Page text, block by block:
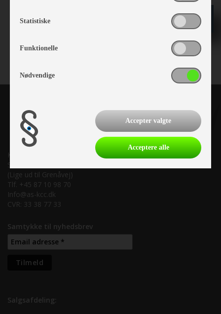
kr49.900
Kronjyllands Camping Center A/S
Suderholmen 10, 8960 Randers SØ
(Lige ud til Grenåvej)
Tlf. +45 87 10 98 70
Info@as-kcc.dk
CVR: 33 38 77 33
Samtykke til nyhedsbrev
Salgsafdeling:
Statistiske
Funktionelle
Nødvendige
Accepter valgte
Acceptere alle